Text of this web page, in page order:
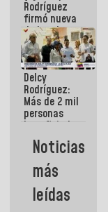
Rodríguez
firmó nueva
de Ley de
Arrendamiento
aprobada
por la AN
Delcy
Rodríguez:
Más de 2 mil
personas
beneficiadas
con planes
para
atención de
emergencia
sísmica en
la última
Noticias
más
leídas